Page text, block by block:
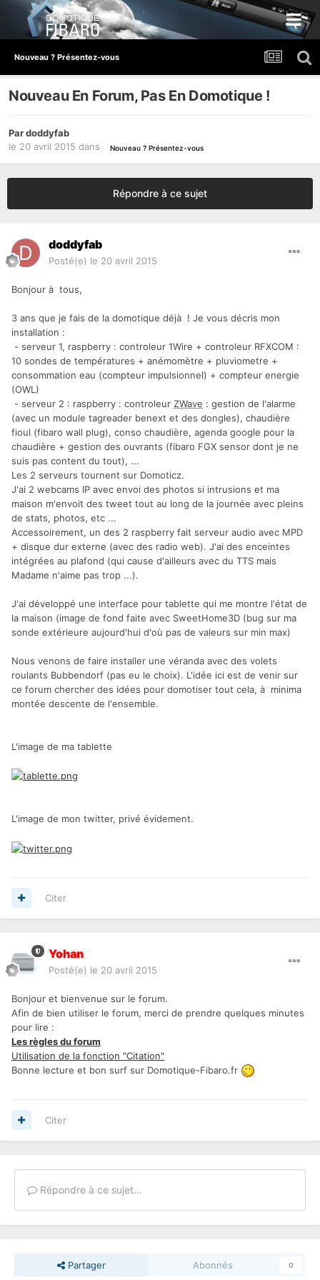
Nouveau ? Présentez-vous
Nouveau En Forum, Pas En Domotique !
Pardoddyfab
le 20 avril 2015 dans Nouveau ? Présentez-vous
Répondre à ce sujet
doddyfab
Posté(e) le 20 avril 2015
Bonjour à tous,
3 ans que je fais de la domotique déjà ! Je vous décris mon
installation :
- serveur 1, raspberry : controleur 1Wire + controleur RFXCOM :
10 sondes de températures + anémomètre + pluviometre +
consommation eau (compteur impulsionnel) + compteur energie
(OWL)
- serveur 2 : raspberry : controleur ZWave : gestion de l'alarme
(avec un module tagreader benext et des dongles), chaudière
fioul (fibaro wall plug), conso chaudière, agenda google pour la
chaudière + gestion des ouvrants (fibaro FGX sensor dont je ne
suis pas content du tout), ...
Les 2 serveurs tournent sur Domoticz.
J'ai 2 webcams IP avec envoi des photos si intrusions et ma
maison m'envoit des tweet tout au long de la journée avec pleins
de stats, photos, etc ...
Accessoirement, un des 2 raspberry fait serveur audio avec MPD
+ disque dur externe (avec des radio web). J'ai des enceintes
intégrées au plafond (qui cause d'ailleurs avec du TTS mais
Madame n'aime pas trop ...).
J'ai développé une interface pour tablette qui me montre l'état de
la maison (image de fond faite avec SweetHome3D (bug sur ma
sonde extérieure aujourd'hui d'où pas de valeurs sur min max)
Nous venons de faire installer une véranda avec des volets
roulants Bubbendorf (pas eu le choix). L'idée ici est de venir sur
ce forum chercher des idées pour domotiser tout cela, à minima
montée descente de l'ensemble.
L'image de ma tablette
L'image de mon twitter, privé évidement.
Citer
Yohan
Posté(e) le 20 avril 2015
Bonjour et bienvenue sur le forum.
Afin de bien utiliser le forum, merci de prendre quelques minutes
pour lire :
Les règles du forum
Utilisation de la fonction "Citation"
Bonne lecture et bon surf sur Domotique-Fibaro.fr
Citer
Répondre à ce sujet…
Partager Abonnés 0